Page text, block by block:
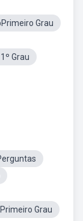
Grau
Grau
Grau